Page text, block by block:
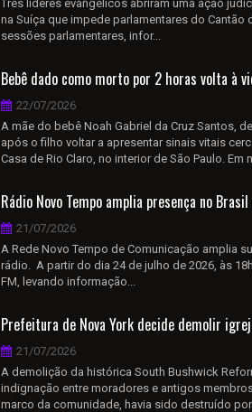
Três líderes evangélicos abriram uma ação
na Suíça que impede parlamentares do
sessões parlamentares, infor...
Bebê dado como morto por 2 horas volta à
22/07/2026
A mãe do bebê Noah Gabriel da Cruz Santos,
após o filho voltar a apresentar sinais vitais
Casa de Rio Claro, no interior de São Paulo. Em
Rádio Novo Tempo amplia presença no
21/07/2026
A Rede Novo Tempo de Comunicação amplia
rádio. A partir do dia 24 de julho de 2026, às
FM, levando informação...
Prefeitura de Nova York decide demolir
21/07/2026
A demolição da histórica South Bushwick
indignação entre moradores e antigos
marco da comunidade, havia sido destruído por